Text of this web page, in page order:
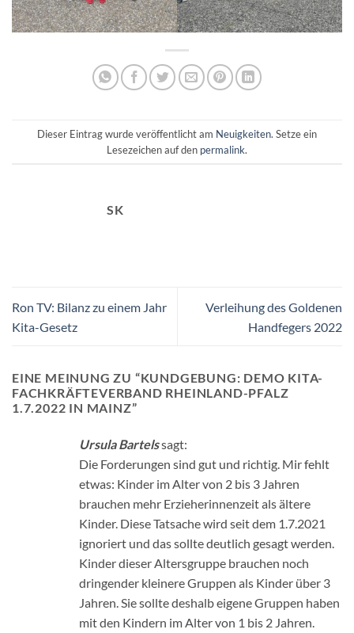
Dieser Eintrag wurde veröffentlicht am Neuigkeiten. Setze ein
Lesezeichen auf den permalink.
SK
Ron TV: Bilanz zu einem Jahr
Kita-Gesetz
Verleihung des Goldenen
Handfegers 2022
EINE MEINUNG ZU “KUNDGEBUNG: DEMO KITA-
FACHKRÄFTEVERBAND RHEINLAND-PFALZ
1.7.2022 IN MAINZ”
Ursula Bartelssagt:
Die Forderungen sind gut und richtig. Mir fehlt
etwas: Kinder im Alter von 2 bis 3 Jahren
brauchen mehr Erzieherinnenzeit als ältere
Kinder. Diese Tatsache wird seit dem 1.7.2021
ignoriert und das sollte deutlich gesagt werden.
Kinder dieser Altersgruppe brauchen noch
dringender kleinere Gruppen als Kinder über 3
Jahren. Sie sollte deshalb eigene Gruppen haben
mit den Kindern im Alter von 1 bis 2 Jahren.